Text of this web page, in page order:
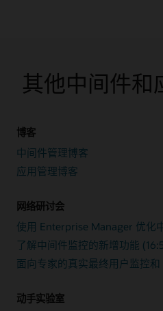
其他中间件和
博客
中间件管理博客
应用管理博客
网络研讨会
使用 Enterprise Manager 优化
了解中间件监控的新增功能
面向专家的真实最终用户监控和
动手实验室